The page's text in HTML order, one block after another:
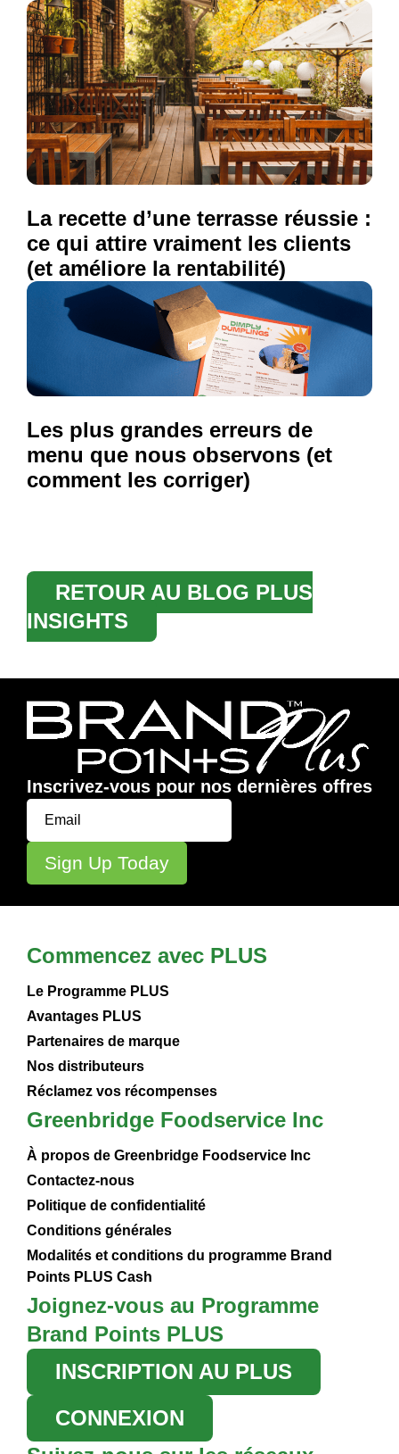
La recette d’une terrasse réussie :
ce qui attire vraiment les clients
(et améliore la rentabilité)
Les plus grandes erreurs de
menu que nous observons (et
comment les corriger)
RETOUR AU BLOG PLUS
INSIGHTS
Inscrivez-vous pour nos dernières offres
Commencez avec PLUS
Le Programme PLUS
Avantages PLUS
Partenaires de marque
Nos distributeurs
Réclamez vos récompenses
Greenbridge Foodservice Inc
À propos de Greenbridge Foodservice Inc
Contactez-nous
Politique de confidentialité
Conditions générales
Modalités et conditions du programme Brand
Points PLUS Cash
Joignez-vous au Programme
Brand Points PLUS
INSCRIPTION AU PLUS
CONNEXION